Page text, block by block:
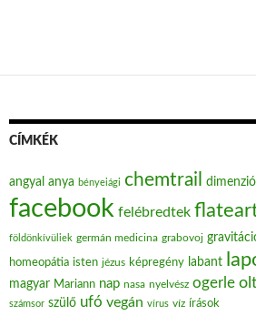
CÍMKÉK
angyal anya bényeiági chemtrail dimenzió
facebook felébredtek
földönkívüliek germán medicina grabovoj
homeopátia isten jézus képregény labant
magyar Mariann nap nasa nyelvész ogerle
számsor szülő ufó vegán vírus víz írások